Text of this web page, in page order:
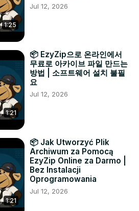
1:25
Jul 12, 2026
1:21
📦 EzyZip으로 온라인에서
무료로 아카이브 파일 만드는
방법 | 소프트웨어 설치 불필
요
Jul 12, 2026
1:21
📦 Jak Utworzyć Plik
Archiwum za Pomocą
EzyZip Online za Darmo |
Bez Instalacji
Oprogramowania
Jul 12, 2026